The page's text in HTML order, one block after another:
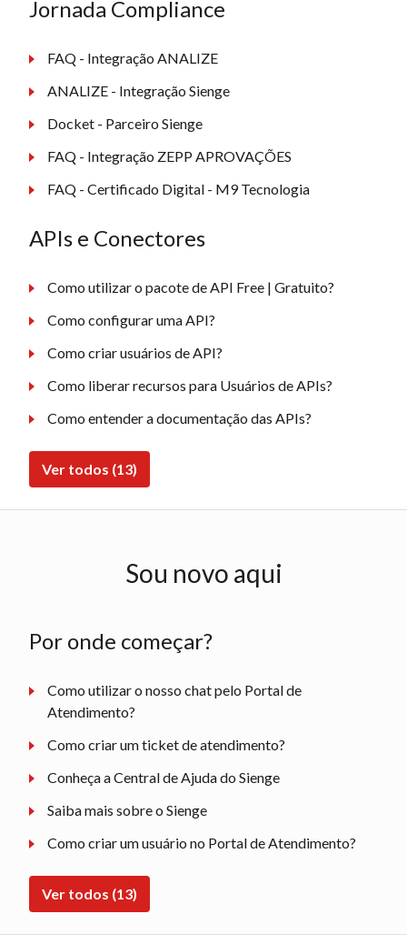
Jornada Compliance
FAQ - Integração ANALIZE
ANALIZE - Integração Sienge
Docket - Parceiro Sienge
FAQ - Integração ZEPP APROVAÇÕES
FAQ - Certificado Digital - M9 Tecnologia
APIs e Conectores
Como utilizar o pacote de API Free | Gratuito?
Como configurar uma API?
Como criar usuários de API?
Como liberar recursos para Usuários de APIs?
Como entender a documentação das APIs?
Ver todos (13)
Sou novo aqui
Por onde começar?
Como utilizar o nosso chat pelo Portal de
Atendimento?
Como criar um ticket de atendimento?
Conheça a Central de Ajuda do Sienge
Saiba mais sobre o Sienge
Como criar um usuário no Portal de Atendimento?
Ver todos (13)